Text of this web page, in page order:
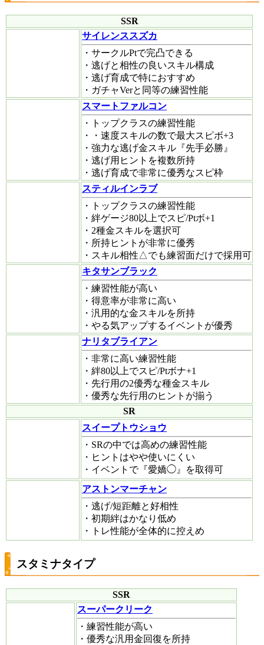
SSR
サイレンススズカ
・サークルPtで完凸できる
・逃げと相性の良いスキル構成
・逃げ育成で特におすすめ
・ガチャVerと同等の練習性能
スマートファルコン
・トップクラスの練習性能
・・速度スキルの数で最大スピボ+3
・強力な逃げ金スキル『先手必勝』
・逃げ用ヒントを複数所持
・逃げ育成で非常に優秀なスピ枠
スティルインラブ
・トップクラスの練習性能
・絆ゲージ80以上でスピ/Ptボ+1
・2種金スキルを選択可
・所持ヒントが非常に優秀
・スキル相性△でも練習面だけで採用可
キタサンブラック
・練習性能が高い
・得意率が非常に高い
・汎用的な金スキルを所持
・やる気アップするイベントが優秀
ナリタブライアン
・非常に高い練習性能
・絆80以上でスピ/Ptボナ+1
・先行用の2優秀な種金スキル
・優秀な先行用のヒントが揃う
SR
スイープトウショウ
・SRの中では高めの練習性能
・ヒントはやや使いにくい
・イベントで『愛嬌◯』を取得可
アストンマーチャン
・逃げ/短距離と好相性
・初期絆はかなり低め
・トレ性能が全体的に控えめ
スタミナタイプ
SSR
スーパークリーク
・練習性能が高い
・優秀な汎用金回復を所持